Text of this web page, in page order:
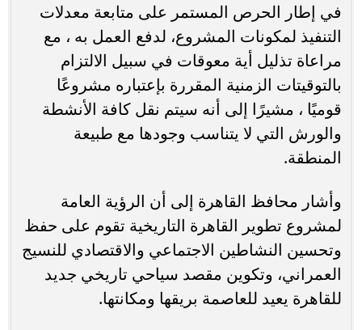
في إطار الحرص المستمر على متابعة معدلات
التنفيذ لمكونات المشروع، لدفع العمل به ، مع
مراعاة تذليل أية معوقات في سبيل الالتزام
بالتوقيتات الزمنية المقررة بإعتباره مشروعًا
قوميًا ، مشيرًا إلى أنه سيتم نقل كافة الأنشطة
والورش التي لا يتناسب وجودها مع طبيعة
المنطقة.
وأشار محافظ القاهرة إلى أن الرؤية العامة
لمشروع تطوير القاهرة التاريخية تقوم على حفظ
وتحسين النشاطين الاجتماعي والاقتصادي للنسيج
العمراني، وتكوين مقصد سياحي تاريخي جديد
للقاهرة يعيد للعاصمة بريقها ومكانتها.